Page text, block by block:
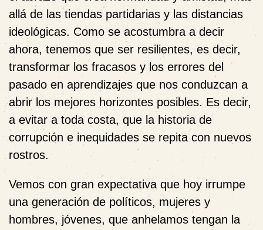
allá de las tiendas partidarias y las distancias
ideológicas. Como se acostumbra a decir
ahora, tenemos que ser resilientes, es decir,
transformar los fracasos y los errores del
pasado en aprendizajes que nos conduzcan a
abrir los mejores horizontes posibles. Es decir,
a evitar a toda costa, que la historia de
corrupción e inequidades se repita con nuevos
rostros.
Vemos con gran expectativa que hoy irrumpe
una generación de políticos, mujeres y
hombres, jóvenes, que anhelamos tengan la